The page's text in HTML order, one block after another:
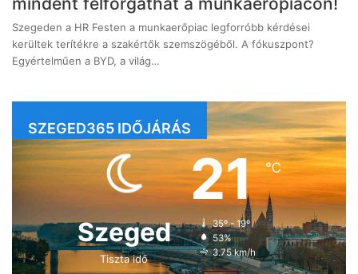
Szegeden a HR Festen a munkaerőpiac legforróbb kérdései
kerültek terítékre a szakértők szemszögéből. A fókuszpont?
Egyértelműen a BYD, a világ…
SZEGED365 IDŐJÁRÁS
Szeged
Tiszta idő
21℃
35º - 19º
53%
3.75 km/h